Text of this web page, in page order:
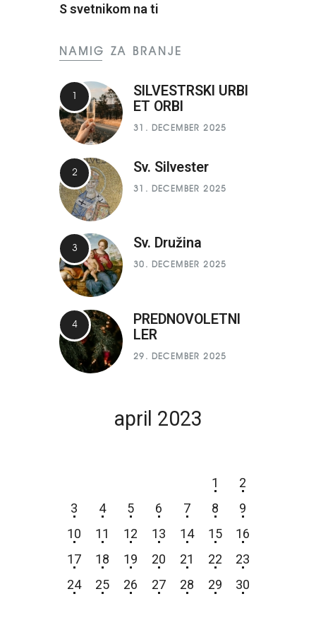
S svetnikom na ti
NAMIG ZA BRANJE
SILVESTRSKI URBI
ET ORBI
31. DECEMBER 2025
Sv. Silvester
31. DECEMBER 2025
Sv. Družina
30. DECEMBER 2025
PREDNOVOLETNI
LER
29. DECEMBER 2025
april 2023
1
2
3
4 5 6 7 8
9
10
11 12 13 14 15
16
17
18 19 20 21 22
23
24
25 26 27 28 29 30